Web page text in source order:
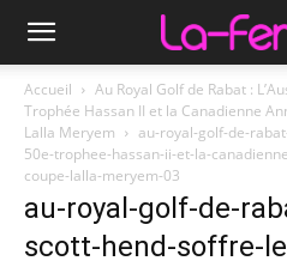
Accueil
Au Royal Golf de Rabat :
Trophée Hassan II et la Canadienne
Lalla Meryem
au-royal-golf-de-
50e-trophee-hassan-ii-et-la-
coupe-lalla-meryem-03
au-royal-golf-de-
scott-hend-soffre-